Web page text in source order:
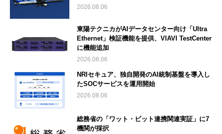
2026.08.06
東陽テクニカがAIデータセンター向け「Ultra
Ethernet」検証機能を提供、VIAVI TestCenter
に機能追加
2026.08.06
NRIセキュア、独自開発のAI統制基盤を導入し
たSOCサービスを運用開始
2026.08.06
総務省の「ワット・ビット連携関連実証」に7
機関が採択